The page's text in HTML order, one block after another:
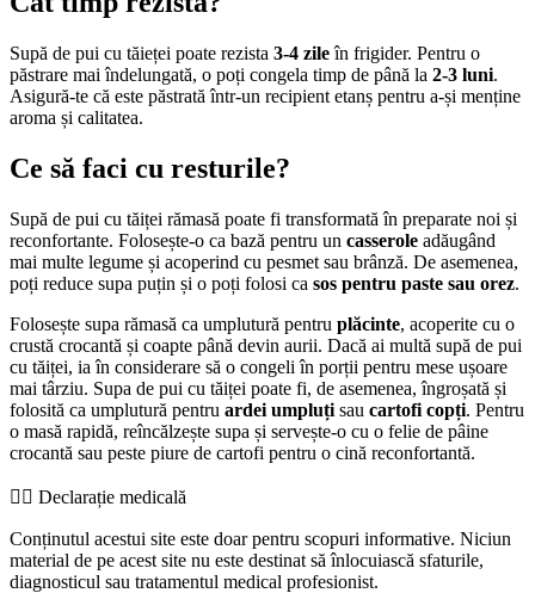
Supă de pui cu tăieței poate rezista 3-4 zileîn frigider. Pentru o
păstrare mai îndelungată, o poți congela timp de până la 2-3 luni.
Asigură-te că este păstrată într-un recipient etanș pentru a-și menține
aroma și calitatea.
Ce să faci cu resturile?
Supă de pui cu tăiței rămasă poate fi transformată în preparate noi și
reconfortante. Folosește-o ca bază pentru un casserole adăugând
mai multe legume și acoperind cu pesmet sau brânză. De asemenea,
poți reduce supa puțin și o poți folosi ca sos pentru paste sau orez.
Folosește supa rămasă ca umplutură pentru plăcinte, acoperite cu o
crustă crocantă și coapte până devin aurii. Dacă ai multă supă de pui
cu tăiței, ia în considerare să o congeli în porții pentru mese ușoare
mai târziu. Supa de pui cu tăiței poate fi, de asemenea, îngroșată și
folosită ca umplutură pentru ardei umpluți sau cartofi copți. Pentru
o masă rapidă, reîncălzește supa și servește-o cu o felie de pâine
crocantă sau peste piure de cartofi pentru o cină reconfortantă.
👨‍⚕️️ Declarație medicală
Conținutul acestui site este doar pentru scopuri informative. Niciun
material de pe acest site nu este destinat să înlocuiască sfaturile,
diagnosticul sau tratamentul medical profesionist.